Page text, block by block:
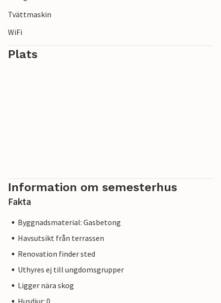
Tvättmaskin
WiFi
Plats
Information om semesterhus
Fakta
Byggnadsmaterial: Gasbetong
Havsutsikt från terrassen
Renovation finder sted
Uthyres ej till ungdomsgrupper
Ligger nära skog
Husdjur: 0